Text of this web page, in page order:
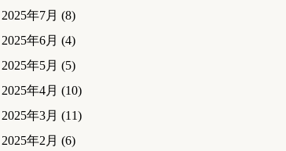
2025年7月 (8)
2025年6月 (4)
2025年5月 (5)
2025年4月 (10)
2025年3月 (11)
2025年2月 (6)